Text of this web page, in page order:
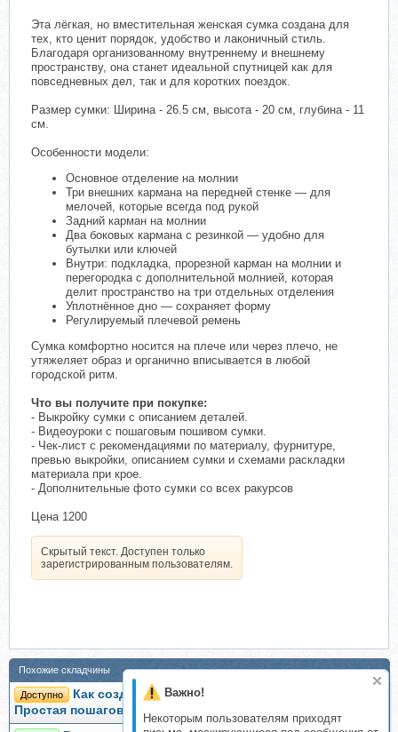
Важно!
Некоторым пользователям приходят
Эта лёгкая, но вместительная женская сумка создана для
тех, кто ценит порядок, удобство и лаконичный стиль.
Благодаря организованному внутреннему и внешнему
пространству, она станет идеальной спутницей как для
повседневных дел, так и для коротких поездок.
Размер сумки: Ширина - 26.5 см, высота - 20 см, глубина - 11
см.
Особенности модели:
Основное отделение на молнии
Три внешних кармана на передней стенке — для
мелочей, которые всегда под рукой
Задний карман на молнии
Два боковых кармана с резинкой — удобно для
бутылки или ключей
Внутри: подкладка, прорезной карман на молнии и
перегородка с дополнительной молнией, которая
делит пространство на три отдельных отделения
Уплотнённое дно — сохраняет форму
Регулируемый плечевой ремень
Сумка комфортно носится на плече или через плечо, не
утяжеляет образ и органично вписывается в любой
городской ритм.
Что вы получите при покупке:
- Выкройку сумки с описанием деталей.
- Видеоуроки с пошаговым пошивом сумки.
- Чек-лист с рекомендациями по материалу, фурнитуре,
превью выкройки, описанием сумки и схемами раскладки
материала при крое.
- Дополнительные фото сумки со всех ракурсов
Цена 1200
Скрытый текст. Доступен только
зарегистрированным пользователям.
Похожие складчины
Доступно
Как создать видео МК начинающему мастеру.
Простая пошаговая инструкция (Оксана Антоненко)